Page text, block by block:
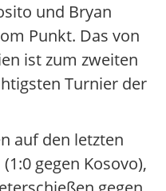
und Bryan
Punkt. Das von
ist zum zweiten
Turnier der
auf den letzten
gegen Kosovo),